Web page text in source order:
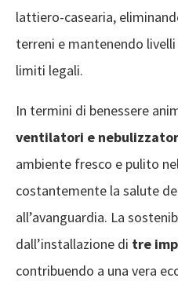
lattiero-casearia,
terreni e mantenendo
limiti legali.
In termini di benessere
ventilatori e
ambiente fresco e pulito
costantemente la salute
all’avanguardia. La
dall’installazione di tre
contribuendo a una vera